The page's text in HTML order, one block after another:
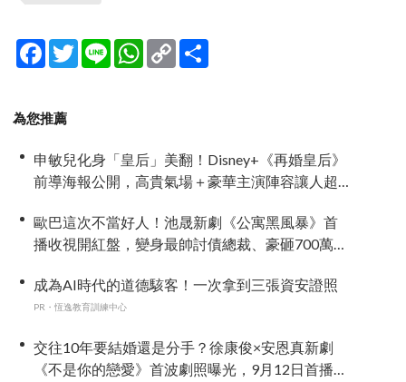
Facebook
TwitterLine WhatsApp
Copy
Link
為您推薦
申敏兒化身「皇后」美翻！Disney+《再婚皇后》
前導海報公開，高貴氣場＋豪華主演陣容讓人超
歐巴這次不當好人！池晟新劇《公寓黑風暴》首
播收視開紅盤，變身最帥討債總裁、豪砸700萬娶
成為AI時代的道德駭客！一次拿到三張資安證照
PR・恆逸教育訓練中心
交往10年要結婚還是分手？徐康俊×安恩真新劇
《不是你的戀愛》首波劇照曝光，9月12日首播引